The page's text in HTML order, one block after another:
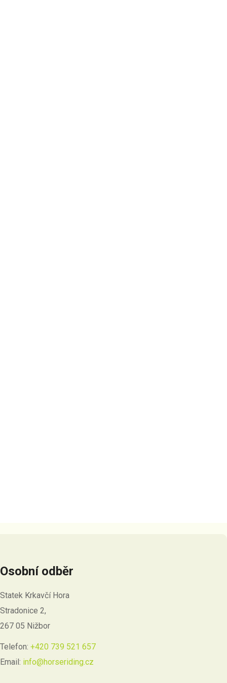
Osobní odběr
Statek Krkavčí Hora
Stradonice 2,
267 05 Nižbor
Telefon: +420 739 521 657
Email: info@horseriding.cz